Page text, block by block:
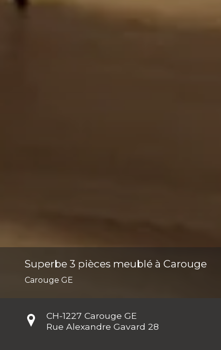
Superbe 3 pièces meublé à Carouge
Carouge GE
CH-1227 Carouge GE
Rue Alexandre Gavard 28